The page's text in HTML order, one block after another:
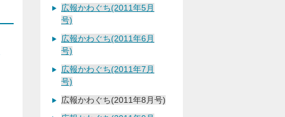
広報かわぐち(2011年5月
号)
広報かわぐち(2011年6月
号)
広報かわぐち(2011年7月
号)
広報かわぐち(2011年8月号)